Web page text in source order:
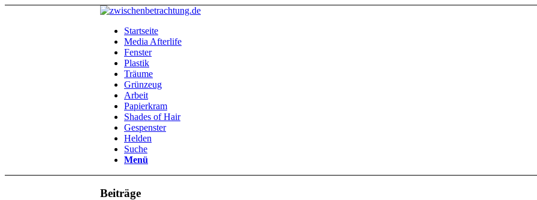
Startseite
Media Afterlife
Fenster
Plastik
Träume
Grünzeug
Arbeit
Papierkram
Shades of Hair
Gespenster
Helden
Suche
Menü
Beiträge